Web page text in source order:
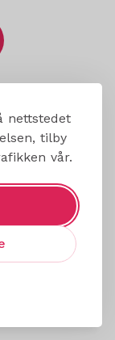
nettstedet
tilby
vår.